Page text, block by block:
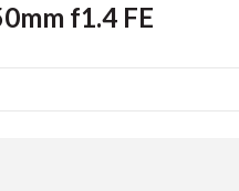
f1.4 FE